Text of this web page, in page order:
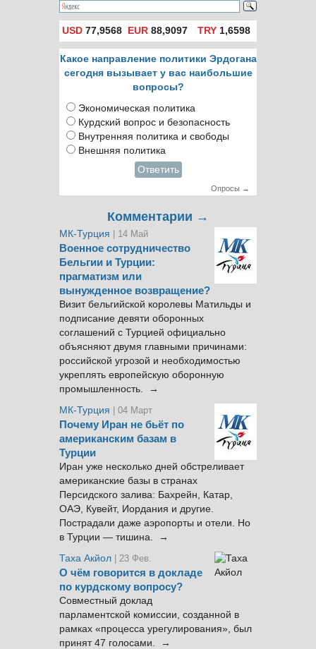
USD 77,9568 EUR 88,9097 TRY1,6598
Какое направление политики Эрдогана
сегодня вызывает у вас наибольшие
вопросы?
Экономическая политика
Курдский вопрос и безопасность
Внутренняя политика и свободы
Внешняя политика
Ответить
Опросы →
Комментарии →
МК-Турция | 14 Май
Военное сотрудничество
Бельгии и Турции:
прагматизм или
вынужденное возвращение?
Визит бельгийской королевы Матильды и
подписание девяти оборонных
соглашений с Турцией официально
объясняют двумя главными причинами:
российской угрозой и необходимостью
укреплять европейскую оборонную
промышленность. →
МК-Турция
| 04 Март
Почему Иран не бьёт по
американским базам в
Турции
Иран уже несколько дней обстреливает
американские базы в странах
Персидского залива: Бахрейн, Катар,
ОАЭ, Кувейт, Иордания и другие.
Пострадали даже аэропорты и отели. Но
в Турции — тишина. →
Таха Акйол | 23 Фев.
О чём говорится в докладе
по курдскому вопросу?
Совместный доклад
парламентской комиссии, созданной в
рамках «процесса урегулирования», был
принят 47 голосами. →